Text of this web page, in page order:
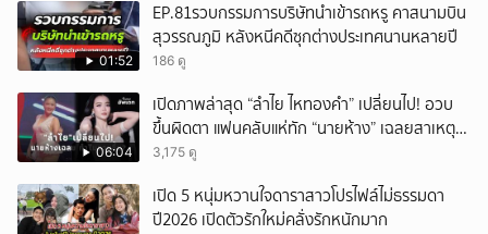
01:52
EP.81รวบกรรมการบริษัทนำเข้ารถหรู คาสนามบิน
สุวรรณภูมิ หลังหนีคดีซุกต่างประเทศนานหลายปี
186 ดู
06:04
เปิดภาพล่าสุด “ลำไย ไหทองคำ” เปลี่ยนไป! อวบ
ขึ้นผิดตา แฟนคลับแห่ทัก “นายห้าง” เฉลยสาเหตุ
ชัด!
3,175 ดู
เปิด 5 หนุ่มหวานใจดาราสาวโปรไฟล์ไม่ธรรมดา
ปี2026 เปิดตัวรักใหม่คลั่งรักหนักมาก